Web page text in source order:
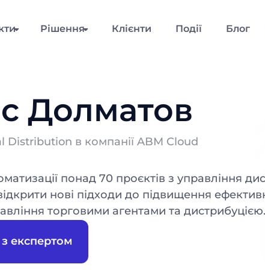
Рішення Клієнти Події Блог
Долматов
в компанії ABM Cloud
понад 70 проєктів з управління
нові підходи до підвищення
торговими агентами та дистрибуцією.
експертом